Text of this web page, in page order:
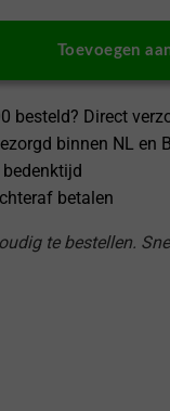
Toevoegen
besteld? Direct
binnen NL en
betalen
te bestellen.